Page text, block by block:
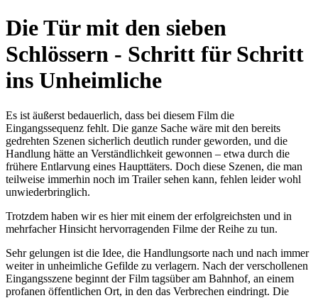
Die Tür mit den sieben
Schlössern - Schritt für Schritt
ins Unheimliche
Es ist äußerst bedauerlich, dass bei diesem Film die
Eingangssequenz fehlt. Die ganze Sache wäre mit den bereits
gedrehten Szenen sicherlich deutlich runder geworden, und die
Handlung hätte an Verständlichkeit gewonnen – etwa durch die
frühere Entlarvung eines Haupttäters. Doch diese Szenen, die man
teilweise immerhin noch im Trailer sehen kann, fehlen leider wohl
unwiederbringlich.
Trotzdem haben wir es hier mit einem der erfolgreichsten und in
mehrfacher Hinsicht hervorragenden Filme der Reihe zu tun.
Sehr gelungen ist die Idee, die Handlungsorte nach und nach immer
weiter in unheimliche Gefilde zu verlagern. Nach der verschollenen
Eingangsszene beginnt der Film tagsüber am Bahnhof, an einem
profanen öffentlichen Ort, in den das Verbrechen eindringt. Die